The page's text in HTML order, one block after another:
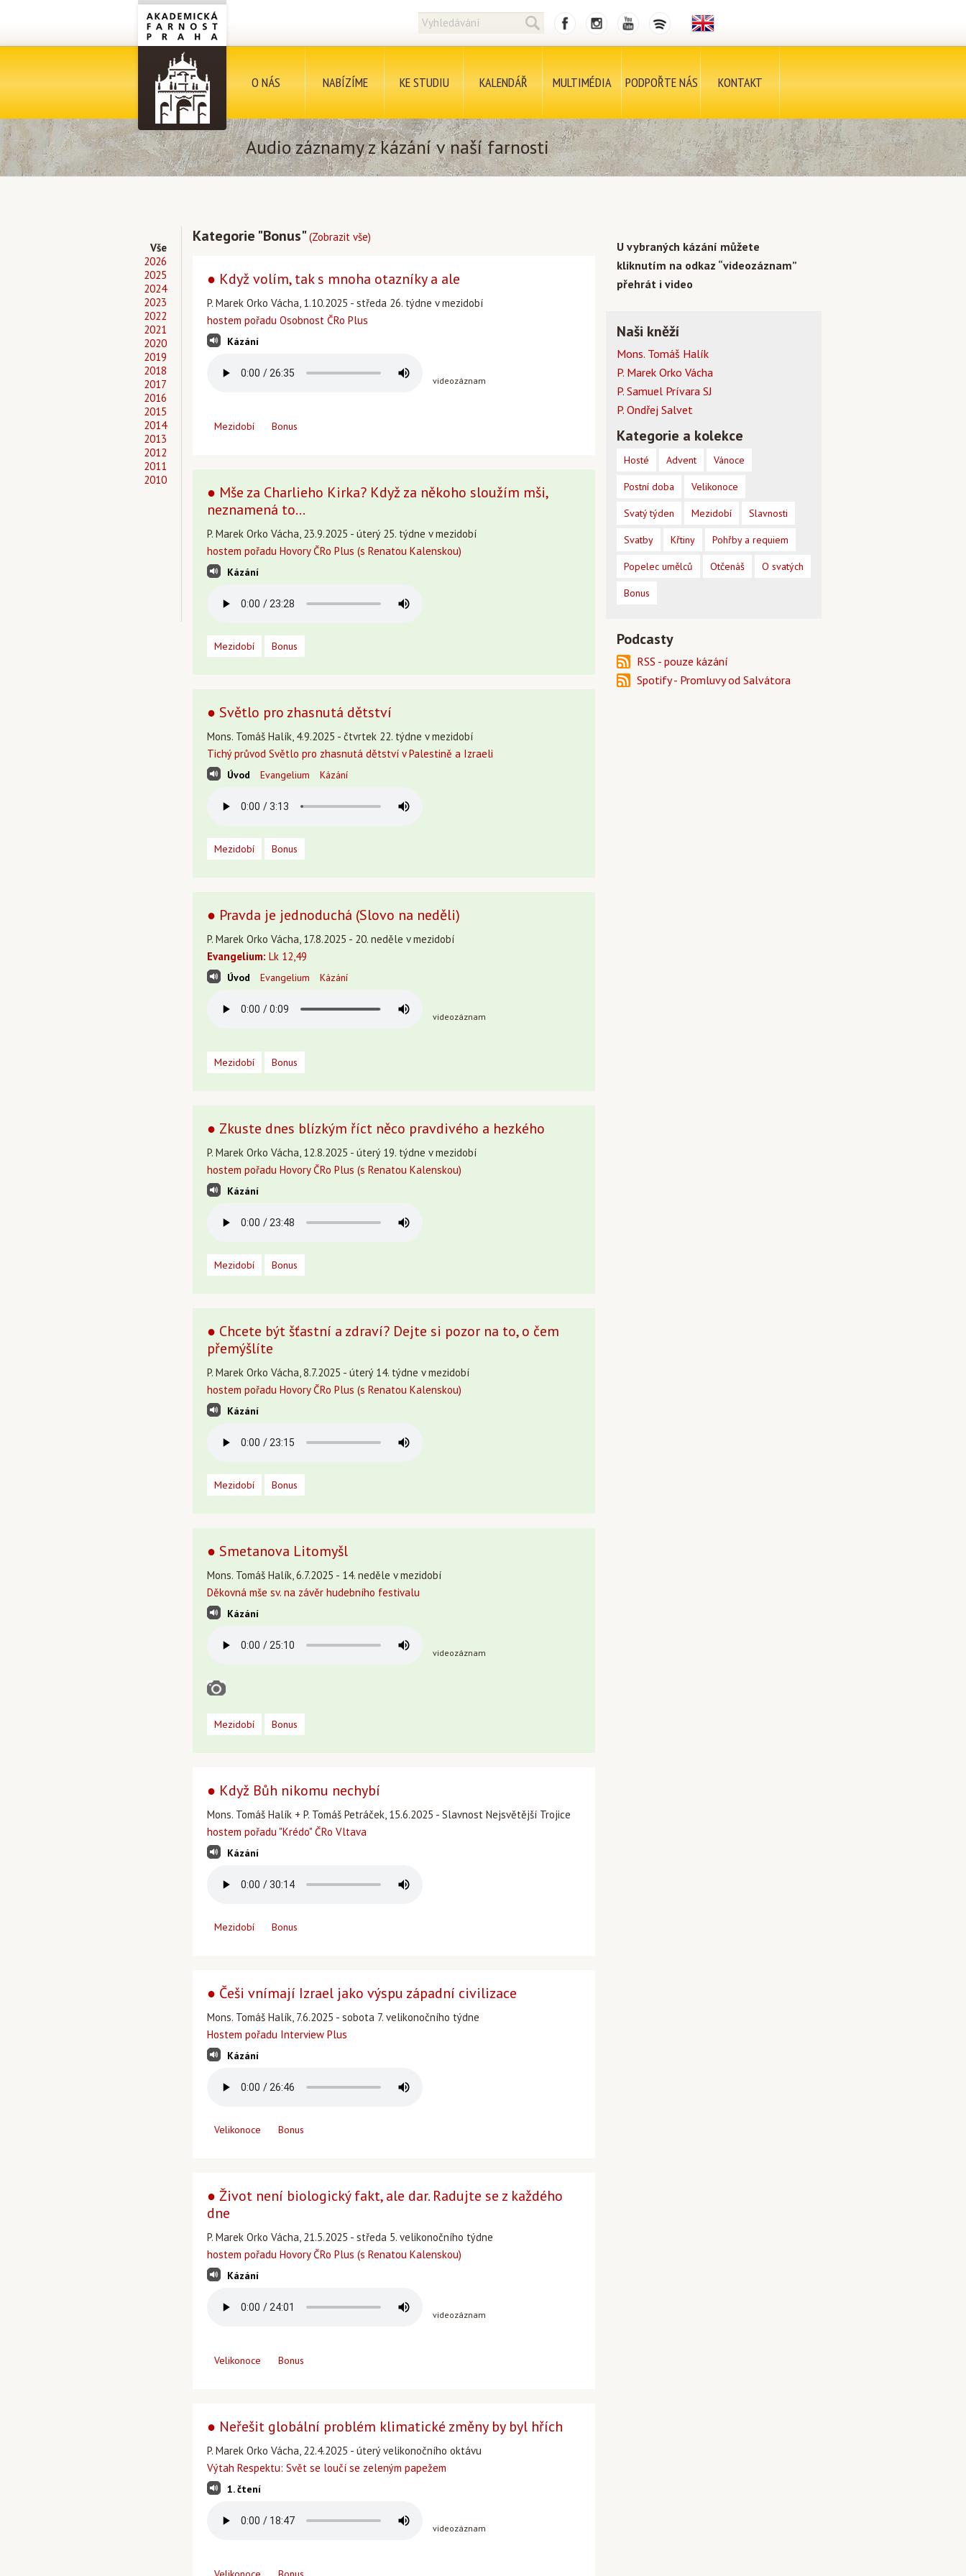
O NÁS NABÍZÍME KE STUDIU KALENDÁŘ MULTIMÉDIA PODPOŘTE NÁS KONTAKT
Audio záznamy z kázání v naší farnosti
Vše
2026
2025
2024
2023
2022
2021
2020
2019
2018
2017
2016
2015
2014
2013
2012
2011
2010
Kategorie "Bonus"(Zobrazit vše)
● Když volím, tak s mnoha otazníky a ale
P. Marek Orko Vácha, 1.10.2025 - středa 26. týdne v mezidobí
hostem pořadu Osobnost ČRo Plus
Kázání
videozáznam
Mezidobí Bonus
● Mše za Charlieho Kirka? Když za někoho sloužím mši,
neznamená to...
P. Marek Orko Vácha, 23.9.2025 - úterý 25. týdne v mezidobí
hostem pořadu Hovory ČRo Plus (s Renatou Kalenskou)
Kázání
Mezidobí Bonus
● Světlo pro zhasnutá dětství
Mons. Tomáš Halík, 4.9.2025 - čtvrtek 22. týdne v mezidobí
Tichý průvod Světlo pro zhasnutá dětství v Palestině a Izraeli
Úvod Evangelium Kázání
Mezidobí Bonus
● Pravda je jednoduchá (Slovo na neděli)
P. Marek Orko Vácha, 17.8.2025 - 20. neděle v mezidobí
Evangelium: Lk 12,49
Úvod Evangelium Kázání
videozáznam
Mezidobí Bonus
● Zkuste dnes blízkým říct něco pravdivého a hezkého
P. Marek Orko Vácha, 12.8.2025 - úterý 19. týdne v mezidobí
hostem pořadu Hovory ČRo Plus (s Renatou Kalenskou)
Kázání
Mezidobí Bonus
● Chcete být šťastní a zdraví? Dejte si pozor na to, o čem
přemýšlíte
P. Marek Orko Vácha, 8.7.2025 - úterý 14. týdne v mezidobí
hostem pořadu Hovory ČRo Plus (s Renatou Kalenskou)
Kázání
Mezidobí Bonus
● Smetanova Litomyšl
Mons. Tomáš Halík, 6.7.2025 - 14. neděle v mezidobí
Děkovná mše sv. na závěr hudebního festivalu
Kázání
videozáznam
Mezidobí Bonus
● Když Bůh nikomu nechybí
Mons. Tomáš Halík + P. Tomáš Petráček, 15.6.2025 - Slavnost Nejsvětější Trojice
hostem pořadu "Krédo" ČRo Vltava
Kázání
Mezidobí Bonus
● Češi vnímají Izrael jako výspu západní civilizace
Mons. Tomáš Halík, 7.6.2025 - sobota 7. velikonočního týdne
Hostem pořadu Interview Plus
Kázání
Velikonoce Bonus
● Život není biologický fakt, ale dar. Radujte se z každého
dne
P. Marek Orko Vácha, 21.5.2025 - středa 5. velikonočního týdne
hostem pořadu Hovory ČRo Plus (s Renatou Kalenskou)
Kázání
videozáznam
Velikonoce Bonus
● Neřešit globální problém klimatické změny by byl hřích
P. Marek Orko Vácha, 22.4.2025 - úterý velikonočního oktávu
Výtah Respektu: Svět se loučí se zeleným papežem
1. čtení
videozáznam
U vybraných kázání můžete
kliknutím na odkaz “videozáznam”
přehrát i video
Naši kněží
Mons. Tomáš Halík
P. Marek Orko Vácha
P. Samuel Prívara SJ
P. Ondřej Salvet
Kategorie a kolekce
Hosté Advent Vánoce
Postní doba Velikonoce
Svatý týden Mezidobí Slavnosti
Svatby Křtiny Pohřby a requiem
Popelec umělců Otčenáš O svatých
Bonus
Podcasty
RSS - pouze kázání
Spotify - Promluvy od Salvátora